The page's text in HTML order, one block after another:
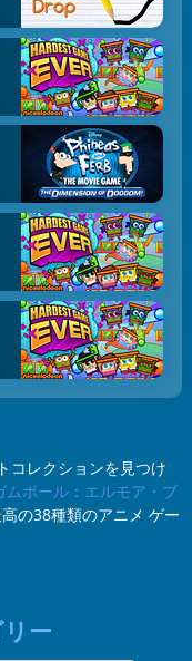
コレクションを見つけ
ムボール：エルモア・ブ
の38種類のアニメ ゲー
ー